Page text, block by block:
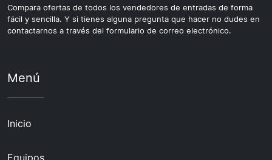
Compara ofertas de todos los vendedores de entradas de forma
fácil y sencilla. Y si tienes alguna pregunta que hacer no dudes en
contactarnos a través del formulario de correo electrónico.
Menú
Inicio
Equipos